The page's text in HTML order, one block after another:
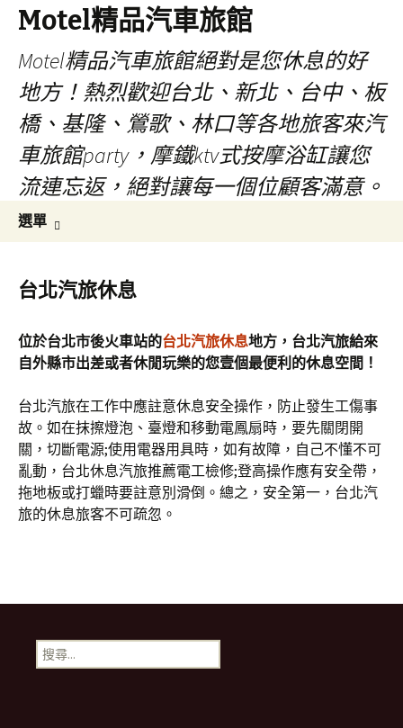
Motel精品汽車旅館
Motel精品汽車旅館絕對是您休息的好
地方！熱烈歡迎台北、新北、台中、板
橋、基隆、鶯歌、林口等各地旅客來汽
車旅館party，摩鐵ktv式按摩浴缸讓您
流連忘返，絕對讓每一個位顧客滿意。
選單
容
台北汽旅休息
位於台北市後火車站的台北汽旅休息地方，台北汽旅給來
自外縣市出差或者休閒玩樂的您壹個最便利的休息空間！
台北汽旅在工作中應註意休息安全操作，防止發生工傷事
故。如在抹擦燈泡、臺燈和移動電鳳扇時，要先關閉開
關，切斷電源;使用電器用具時，如有故障，自己不懂不可
亂動，台北休息汽旅推薦電工檢修;登高操作應有安全帶，
拖地板或打蠟時要註意別滑倒。總之，安全第一，台北汽
旅的休息旅客不可疏忽。
搜
尋